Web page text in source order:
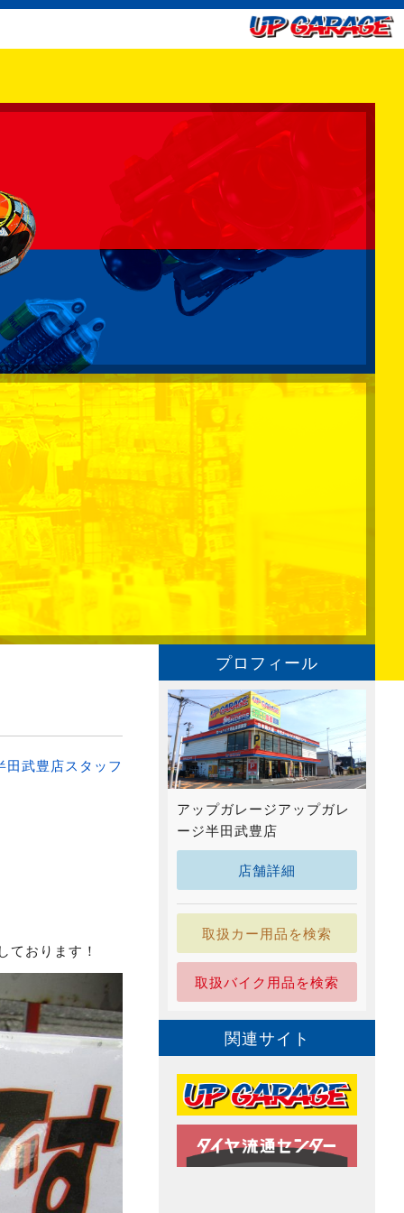
田武豊店スタッフ
ております！
プロフィール
アップガレージアップガレ
ージ半田武豊店
店舗詳細
取扱カー用品を検索
取扱バイク用品を検索
関連サイト